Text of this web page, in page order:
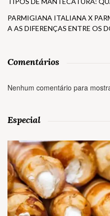
PARMIGIANA ITALIANA X
A AS DIFERENÇAS ENTRE OS
Comentários
Nenhum comentário para
Especial